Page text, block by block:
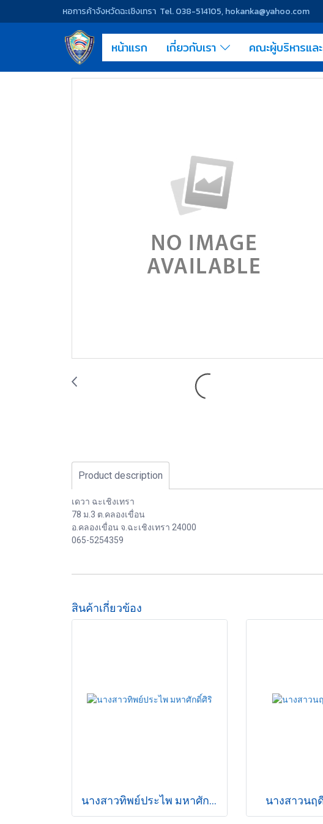
หอการค้าจังหวัดฉะเชิงเทรา Tel. 038-514105, hokanka@yahoo.com
หน้าแรก เกี่ยวกับเรา คณะผู้บริหารแล
Product description
เดวา ฉะเชิงเทรา
78 ม.3 ต.คลองเขื่อน
อ.คลองเขื่อน จ.ฉะเชิงเทรา 24000
065-5254359
สินค้าเกี่ยวข้อง
นางสาวทิพย์ประไพ มหาศักดิ์ศิริ นางสาวนฤ